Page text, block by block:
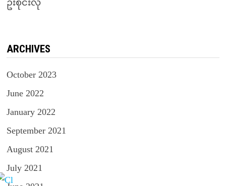
ဦးစိုင်းလုံ
ARCHIVES
October 2023
June 2022
January 2022
September 2021
August 2021
July 2021